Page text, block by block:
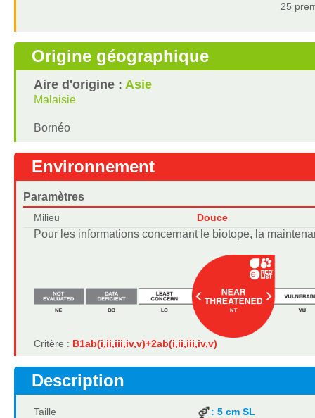
25
Origine géographique
Aire d'origine : Asie
Malaisie
Bornéo
Environnement
Paramètres
Milieu Douce
Pour les informations concernant le biotope, la
Critère : B1ab(i,ii,iii,iv,v)+2ab(i,ii,iii,iv,v)
Description
Taille : 5 cm SL